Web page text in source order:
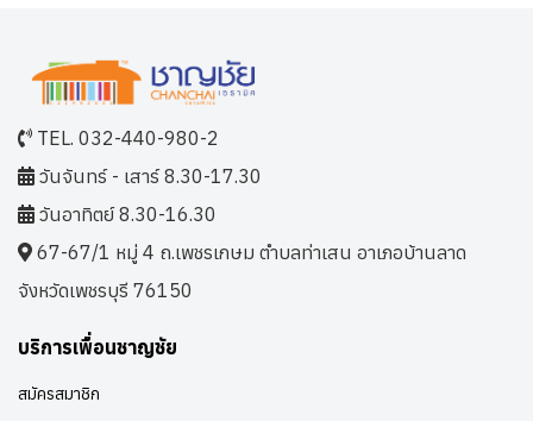
TEL. 032-440-980-2
วันจันทร์ - เสาร์ 8.30-17.30
วันอาทิตย์ 8.30-16.30
67-67/1 หมู่ 4 ถ.เพชรเกษม ตำบลท่าเสน อาเภอบ้านลาด
จังหวัดเพชรบุรี 76150
บริการเพื่อนชาญชัย
สมัครสมาชิก